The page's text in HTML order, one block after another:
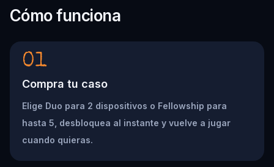
Cómo funciona
01
Compra tu caso
Elige Duo para 2 dispositivos o Fellowship para
hasta 5, desbloquea al instante y vuelve a jugar
cuando quieras.